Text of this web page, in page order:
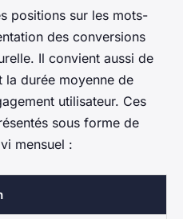
positions sur les mots-
des conversions
Il convient aussi de
la durée moyenne de
utilisateur. Ces
sous forme de
mensuel :